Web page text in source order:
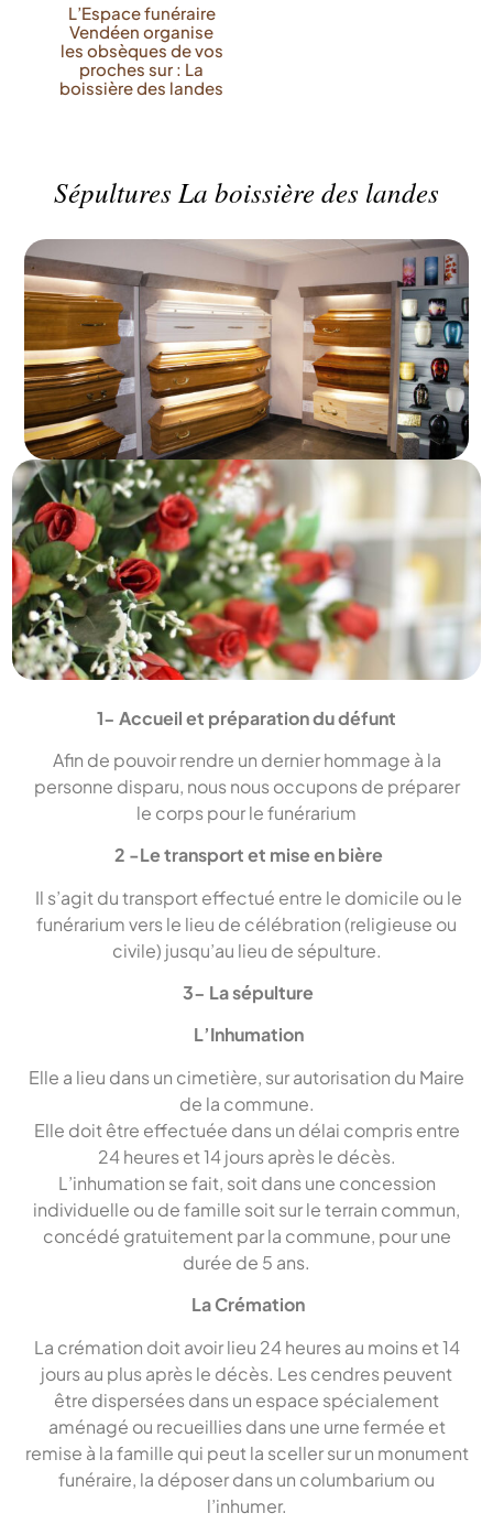
L’Espace funéraire
Vendéen organise
les obsèques de vos
proches sur : La
boissière des landes
Sépultures La boissière des landes
1- Accueil et préparation du défunt
Afin de pouvoir rendre un dernier hommage à la
personne disparu, nous nous occupons de préparer
le corps pour le funérarium
2 -Le transport et mise en bière
Il s’agit du transport effectué entre le domicile ou le
funérarium vers le lieu de célébration (religieuse ou
civile) jusqu’au lieu de sépulture.
3- La sépulture
L’Inhumation
Elle a lieu dans un cimetière, sur autorisation du Maire
de la commune.
Elle doit être effectuée dans un délai compris entre
24 heures et 14 jours après le décès.
L’inhumation se fait, soit dans une concession
individuelle ou de famille soit sur le terrain commun,
concédé gratuitement par la commune, pour une
durée de 5 ans.
La Crémation
La crémation doit avoir lieu 24 heures au moins et 14
jours au plus après le décès. Les cendres peuvent
être dispersées dans un espace spécialement
aménagé ou recueillies dans une urne fermée et
remise à la famille qui peut la sceller sur un monument
funéraire, la déposer dans un columbarium ou
l’inhumer.